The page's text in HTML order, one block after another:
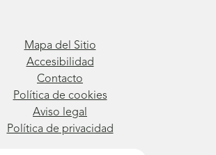
Mapa del Sitio
Accesibilidad
Contacto
Política de cookies
Aviso legal
Política de privacidad